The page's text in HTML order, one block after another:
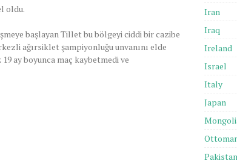
oldu.
başlayan Tillet bu bölgeyi ciddi bir cazibe
ağırsiklet şampiyonluğu unvanını elde
ay boyunca maç kaybetmedi ve
Iran
Iraq
Ireland
Israel
Italy
Japan
Pakistan